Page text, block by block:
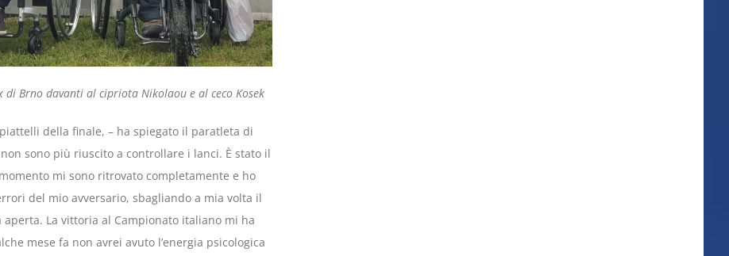
di Brno davanti al cipriota Nikolaou e al ceco Kosek
della finale, – ha spiegato il paratleta di
sono più riuscito a controllare i lanci. È stato il
mi sono ritrovato completamente e ho
del mio avversario, sbagliando a mia volta il
La vittoria al Campionato italiano mi ha
mese fa non avrei avuto l’energia psicologica